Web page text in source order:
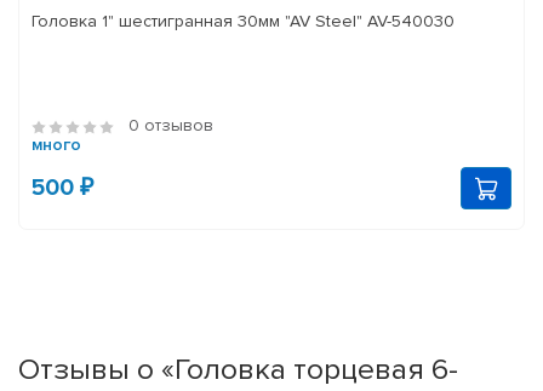
Головка 1" шестигранная 30мм "AV Steel" AV-540030
0 отзывов
много
500 ₽
Отзывы о «Головка торцевая 6-